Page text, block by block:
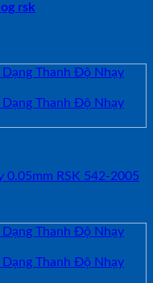
rsk
0.05mm RSK 542-2005